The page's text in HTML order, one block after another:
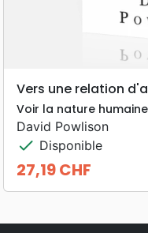
Vers une relation
Voir la nature
David Powlison
check Disponible
Prix
27,19 CHF